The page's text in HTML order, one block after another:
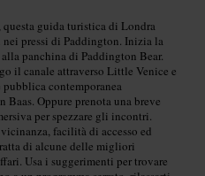
guida turistica di Londra
pressi di Paddington. Inizia la
panchina di Paddington Bear.
il canale attraverso Little Venice e
pubblica contemporanea
Oppure prenota una breve
per spezzare gli incontri.
facilità di accesso ed
di alcune delle migliori
Usa i suggerimenti per trovare